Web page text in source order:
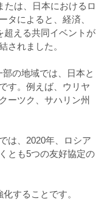
たは、日本におけるロ
タによると、経済、
超える共同イベントが
されました。
の地域では、日本と
す。例えば、ウリヤ
ーツク、サハリン州
は、2020年、ロシア
とも5つの友好協定の
することです。